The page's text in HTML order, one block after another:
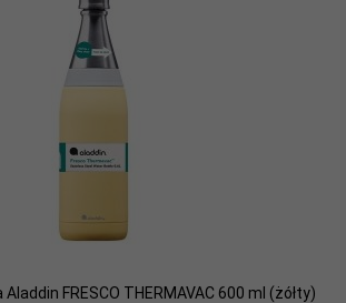
FRESCO THERMAVAC 600 ml (żółty)